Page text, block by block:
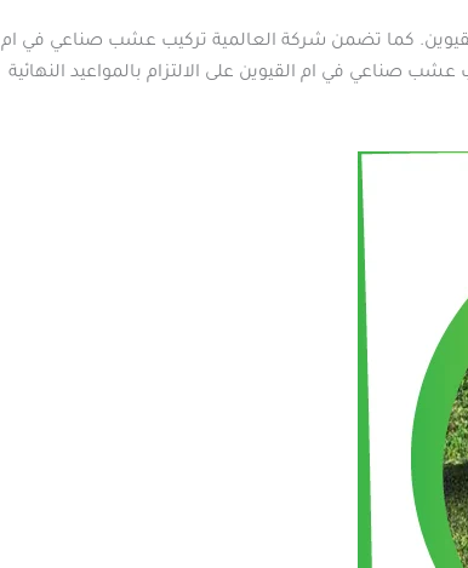
كما تضمن شركة العالمية تركيب عشب صناعي في ام
صناعي في ام القيوين على الالتزام بالمواعيد النهائية